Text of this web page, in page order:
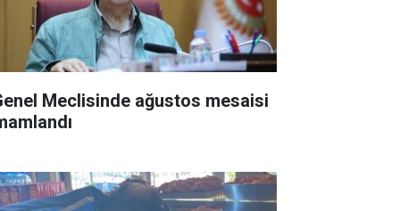
Meclisinde ağustos mesaisi